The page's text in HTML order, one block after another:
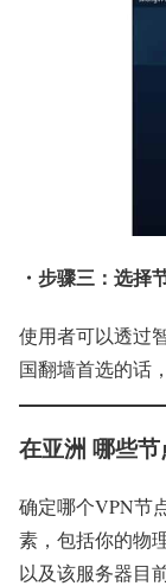
・步骤三：选择
使用者可以透过
国翻墙首选的话
在亚洲 哪些
确定哪个VPN节
素，包括你的物
以及该服务器目